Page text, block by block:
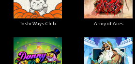
Toshi Ways Club Army of Ares